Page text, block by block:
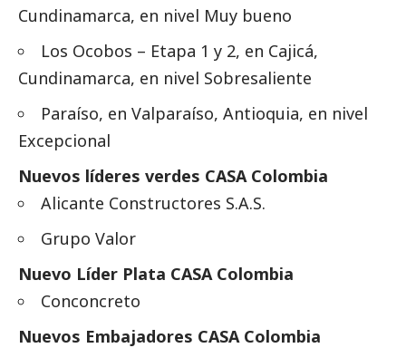
Cundinamarca, en nivel Muy bueno
Los Ocobos – Etapa 1 y 2, en Cajicá,
Cundinamarca, en nivel Sobresaliente
Paraíso, en Valparaíso, Antioquia, en nivel
Excepcional
Nuevos líderes verdes CASA Colombia
Alicante Constructores S.A.S.
Grupo Valor
Nuevo Líder Plata CASA Colombia
Conconcreto
Nuevos Embajadores CASA Colombia